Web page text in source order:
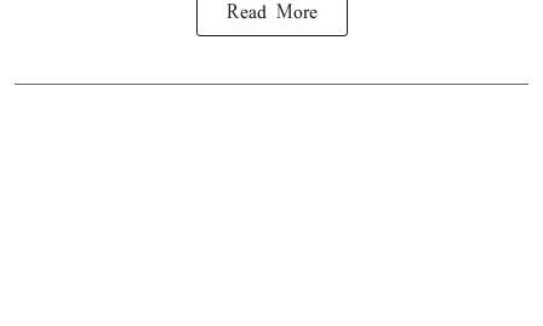
Read More